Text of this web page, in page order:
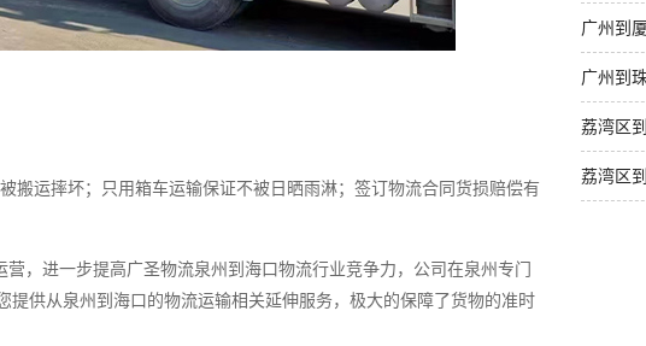
运摔坏；只用箱车运输保证不被日晒雨淋；签订物流合同货损赔偿有
，进一步提高广圣物流泉州到海口物流行业竞争力，公司在泉州专门
供从泉州到海口的物流运输相关延伸服务，极大的保障了货物的准时